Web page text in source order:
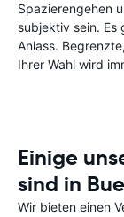
Spazierengehen
subjektiv sein. Es
Anlass.
Ihrer Wahl wird
Einige
sind in
Wir bieten einen